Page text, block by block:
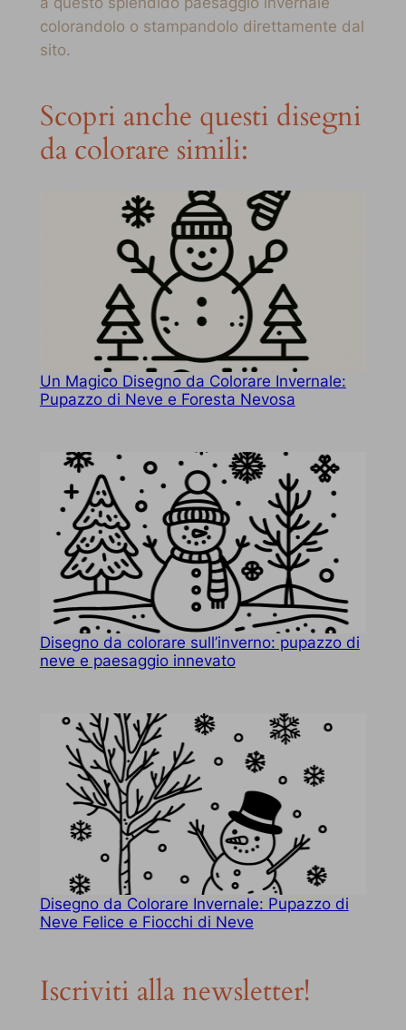
colorandolo o stampandolo direttamente dal
sito.
Scopri anche questi disegni
da colorare simili:
Un Magico Disegno da Colorare Invernale:
Pupazzo di Neve e Foresta Nevosa
Disegno da colorare sull’inverno: pupazzo di
neve e paesaggio innevato
Disegno da Colorare Invernale: Pupazzo di
Neve Felice e Fiocchi di Neve
Iscriviti alla newsletter!